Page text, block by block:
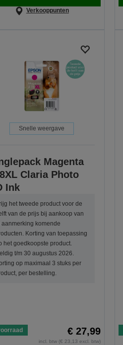
Verkooppunten
Snelle weergave
Magenta
Claria Photo
Ink
het tweede product voor de
van de prijs bij aankoop van
aanmerking komende
Korting van toepassing
het goedkoopste product.
t/m 30 augustus 2026.
op maximaal 3 stuks per
per bestelling.
€ 27,99
incl. btw (€ 23,13 excl. btw)